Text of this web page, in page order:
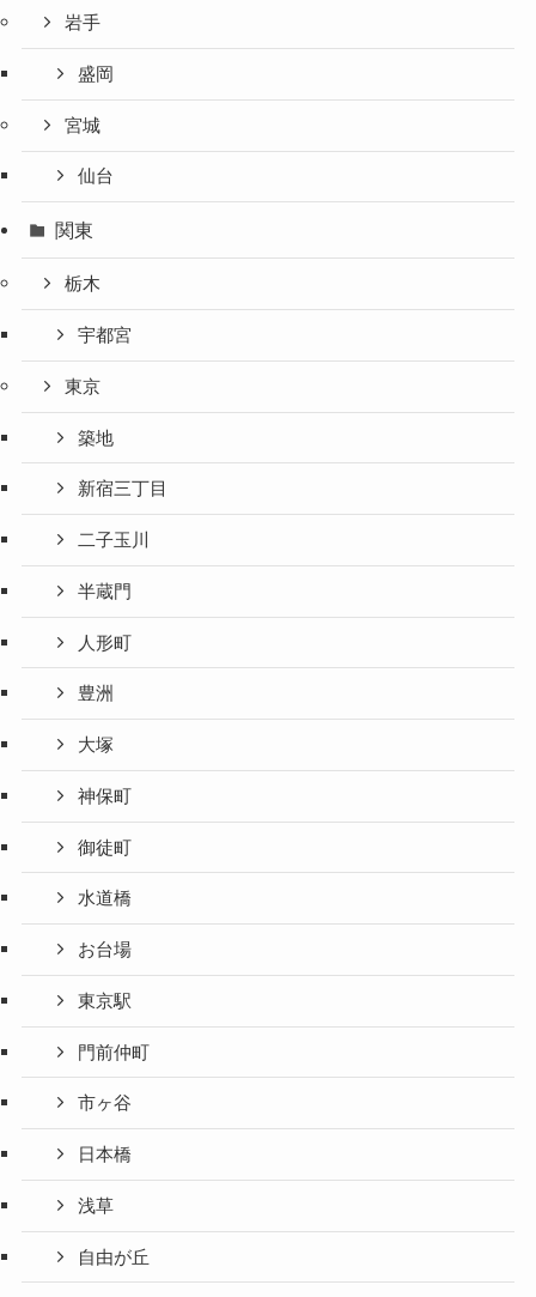
岩手
盛岡
宮城
仙台
関東
栃木
宇都宮
東京
築地
新宿三丁目
二子玉川
半蔵門
人形町
豊洲
大塚
神保町
御徒町
水道橋
お台場
東京駅
門前仲町
市ヶ谷
日本橋
浅草
自由が丘